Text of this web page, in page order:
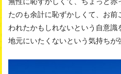
たのも余計に恥ずかしくて、お前
われたかもしれないという自意識
地元にいたくないという気持ちが